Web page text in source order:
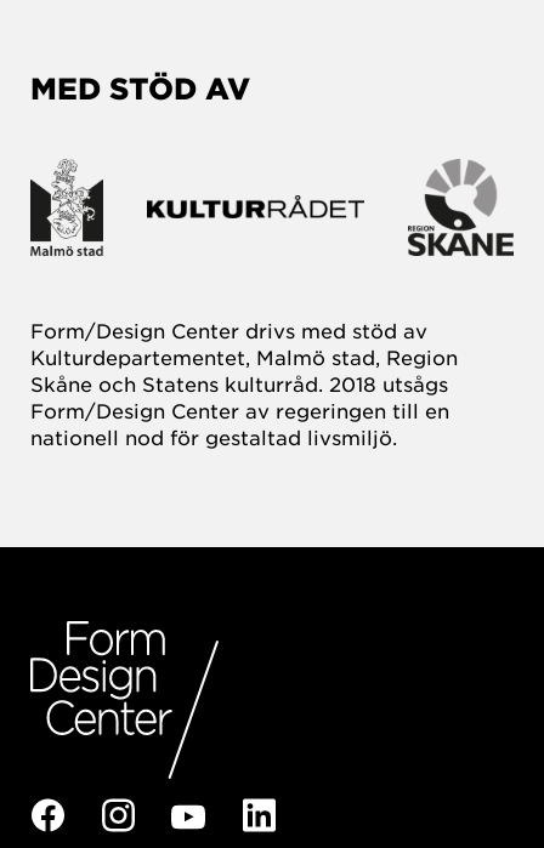
MED STÖD AV
Form/Design Center drivs med stöd av
Kulturdepartementet, Malmö stad, Region
Skåne och Statens kulturråd. 2018 utsågs
Form/Design Center av regeringen till en
nationell nod för gestaltad livsmiljö.